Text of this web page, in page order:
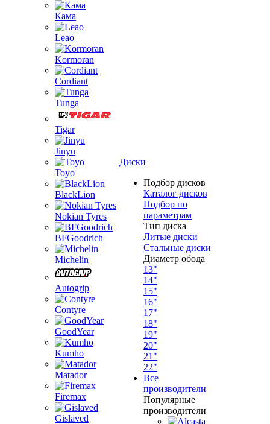
Кама
Leao
Kormoran
Cordiant
Tunga
Tigar
Jinyu
Toyo
BlackLion
Nokian Tyres
BFGoodrich
Michelin
Autogrip
Contyre
GoodYear
Kumho
Matador
Firemax
Gislaved
Диски
Подбор дисков
Каталог дисков
Подбор по
параметрам
Тип диска
Литые диски
Стальные диски
Диаметр обода
13"
14"
15"
16"
17"
18"
19"
20"
21"
22"
Все
производители
Популярные
производители